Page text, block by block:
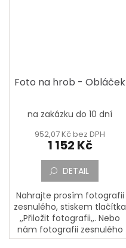
Foto na hrob - Obláček
na zakázku do 10 dní
952,07 Kč bez DPH
1 152 Kč
DETAIL
Nahrajte prosím fotografii
zesnulého, stiskem tlačítka
,,Přiložit fotografii,,. Nebo
nám fotografii zesnulého
pošlete poštou na adresu: